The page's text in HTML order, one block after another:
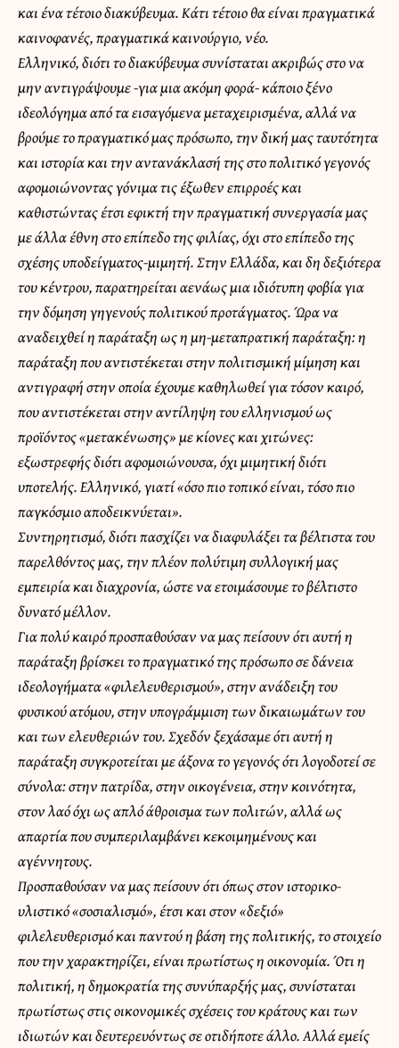
και ένα τέτοιο διακύβευμα. Κάτι τέτοιο θα είναι πραγματικά
καινοφανές, πραγματικά καινούργιο, νέο.
Ελληνικό, διότι το διακύβευμα συνίσταται ακριβώς στο να
μην αντιγράψουμε -για μια ακόμη φορά- κάποιο ξένο
ιδεολόγημα από τα εισαγόμενα μεταχειρισμένα, αλλά να
βρούμε το πραγματικό μας πρόσωπο, την δική μας ταυτότητα
και ιστορία και την αντανάκλασή της στο πολιτικό γεγονός
αφομοιώνοντας γόνιμα τις έξωθεν επιρροές και
καθιστώντας έτσι εφικτή την πραγματική συνεργασία μας
με άλλα έθνη στο επίπεδο της φιλίας, όχι στο επίπεδο της
σχέσης υποδείγματος-μιμητή. Στην Ελλάδα, και δη δεξιότερα
του κέντρου, παρατηρείται αενάως μια ιδιότυπη φοβία για
την δόμηση γηγενούς πολιτικού προτάγματος. Ώρα να
αναδειχθεί η παράταξη ως η μη-μεταπρατική παράταξη: η
παράταξη που αντιστέκεται στην πολιτισμική μίμηση και
αντιγραφή στην οποία έχουμε καθηλωθεί για τόσον καιρό,
που αντιστέκεται στην αντίληψη του ελληνισμού ως
προϊόντος «μετακένωσης» με κίονες και χιτώνες:
εξωστρεφής διότι αφομοιώνουσα, όχι μιμητική διότι
υποτελής. Ελληνικό, γιατί «όσο πιο τοπικό είναι, τόσο πιο
παγκόσμιο αποδεικνύεται».
Συντηρητισμό, διότι πασχίζει να διαφυλάξει τα βέλτιστα του
παρελθόντος μας, την πλέον πολύτιμη συλλογική μας
εμπειρία και διαχρονία, ώστε να ετοιμάσουμε το βέλτιστο
δυνατό μέλλον.
Για πολύ καιρό προσπαθούσαν να μας πείσουν ότι αυτή η
παράταξη βρίσκει το πραγματικό της πρόσωπο σε δάνεια
ιδεολογήματα «φιλελευθερισμού», στην ανάδειξη του
φυσικού ατόμου, στην υπογράμμιση των δικαιωμάτων του
και των ελευθεριών του. Σχεδόν ξεχάσαμε ότι αυτή η
παράταξη συγκροτείται με άξονα το γεγονός ότι λογοδοτεί σε
σύνολα: στην πατρίδα, στην οικογένεια, στην κοινότητα,
στον λαό όχι ως απλό άθροισμα των πολιτών, αλλά ως
απαρτία που συμπεριλαμβάνει κεκοιμημένους και
αγέννητους.
Προσπαθούσαν να μας πείσουν ότι όπως στον ιστορικο-
υλιστικό «σοσιαλισμό», έτσι και στον «δεξιό»
φιλελευθερισμό και παντού η βάση της πολιτικής, το στοιχείο
που την χαρακτηρίζει, είναι πρωτίστως η οικονομία. Ότι η
πολιτική, η δημοκρατία της συνύπαρξής μας, συνίσταται
πρωτίστως στις οικονομικές σχέσεις του κράτους και των
ιδιωτών και δευτερευόντως σε οτιδήποτε άλλο. Αλλά εμείς